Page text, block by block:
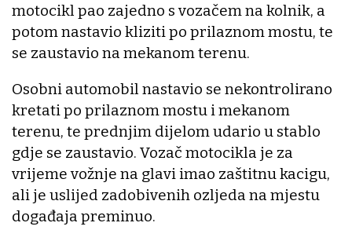
motocikl pao zajedno s vozačem na kolnik, a
potom nastavio kliziti po prilaznom mostu, te
se zaustavio na mekanom terenu.
Osobni automobil nastavio se nekontrolirano
kretati po prilaznom mostu i mekanom
terenu, te prednjim dijelom udario u stablo
gdje se zaustavio. Vozač motocikla je za
vrijeme vožnje na glavi imao zaštitnu kacigu,
ali je uslijed zadobivenih ozljeda na mjestu
događaja preminuo.